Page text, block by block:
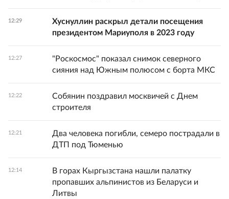
12:29
Хуснуллин раскрыл детали посещения
президентом Мариуполя в 2023 году
12:27
"Роскосмос" показал снимок северного
сияния над Южным полюсом с борта МКС
12:22
Собянин поздравил москвичей с Днем
строителя
12:21
Два человека погибли, семеро пострадали в
ДТП под Тюменью
12:14
В горах Кыргызстана нашли палатку
пропавших альпинистов из Беларуси и
Литвы